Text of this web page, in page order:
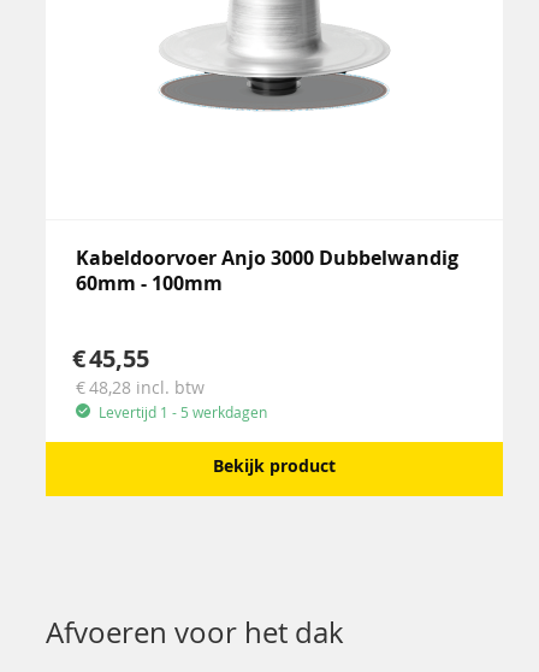
Kabeldoorvoer Anjo 3000 Dubbelwandig
60mm - 100mm
45,55
48,28 incl. btw
Levertijd 1 - 5 werkdagen
Bekijk product
Afvoeren voor het dak